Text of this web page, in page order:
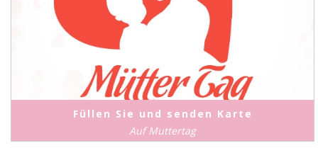
Füllen Sie und senden Karte
Auf Muttertag